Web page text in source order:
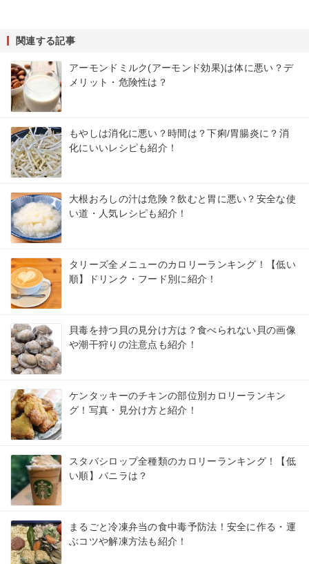
関連する記事
アーモンドミルク(アーモンド効果)は体に悪い？デ
メリット・危険性は？
もやしは消化に悪い？時間は？下痢/胃腸炎に？消
化にいいレシピも紹介！
大根おろしの汁は危険？飲むと胃に悪い？安全な使
い道・人気レシピも紹介！
タリーズ全メニューのカロリーランキング！【低い
順】ドリンク・フード別に紹介！
貝毒を持つ貝の見分け方は？食べられない貝の画像
や潮干狩りの注意点も紹介！
ケンタッキーのチキンの部位別カロリーランキン
グ！写真・見分け方と紹介！
スタバシロップ全種類のカロリーランキング！【低
い順】バニラは？
まるごと冷凍弁当の食中毒予防法！安全に作る・運
ぶコツや解凍方法も紹介！